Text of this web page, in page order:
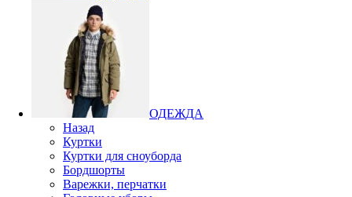
ОДЕЖДА
Назад
Куртки
Куртки для сноуборда
Бордшорты
Варежки, перчатки